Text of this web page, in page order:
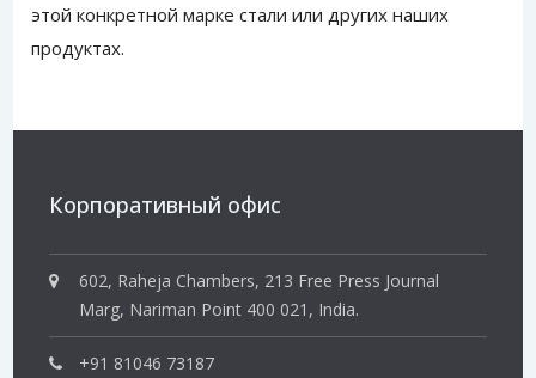
этой конкретной марке стали или других наших
продуктах.
Корпоративный офис
602, Raheja Chambers, 213 Free Press Journal
Marg, Nariman Point 400 021, India.
+91 81046 73187